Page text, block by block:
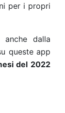
per i propri
dalla
queste app
del 2022